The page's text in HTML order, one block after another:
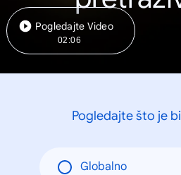
Pogledajte Video
02:06
Pogledajte što je
Globalno